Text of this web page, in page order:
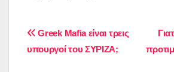
Πλοήγηση
άρθρων
Greek Mafia είναι τρεις
υπουργοί του ΣΥΡΙΖΑ;